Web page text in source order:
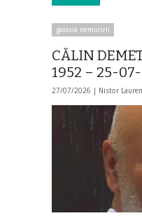
galaxia nemuririi
CĂLIN
1952 – 25-
27/07/2026 | Nistor